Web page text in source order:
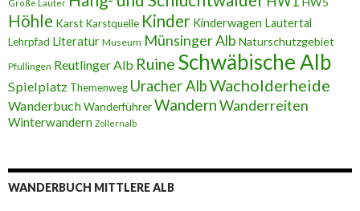
Große Lauter
Höhle Karst Karstquelle Kinder Kinderwagen Lautertal
Lehrpfad Literatur Museum Münsinger Alb Naturschutzgebiet
Pfullingen Reutlinger Alb Ruine Schwäbische Alb
Spielplatz Themenweg Uracher AlbWacholderheide
WanderbuchWanderführerWandernWanderreiten
Winterwandern Zollernalb
WANDERBUCH MITTLERE ALB